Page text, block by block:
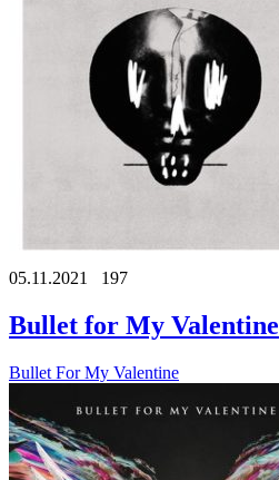
05.11.2021
197
Bullet for My Valentine
Bullet For My Valentine